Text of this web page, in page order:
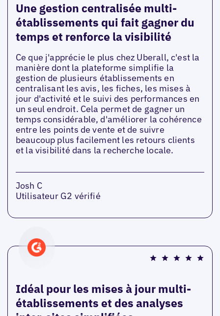
Une gestion centralisée multi-
établissements qui fait gagner du
temps et renforce la visibilité
Ce que j'apprécie le plus chez Uberall, c'est la
manière dont la plateforme simplifie la
gestion de plusieurs établissements en
centralisant les avis, les fiches, les mises à
jour d'activité et le suivi des performances en
un seul endroit. Cela permet de gagner un
temps considérable, d'améliorer la cohérence
entre les points de vente et de suivre
beaucoup plus facilement les retours clients
et la visibilité dans la recherche locale.
Josh C
Utilisateur G2 vérifié
Idéal pour les mises à jour multi-
établissements et des analyses